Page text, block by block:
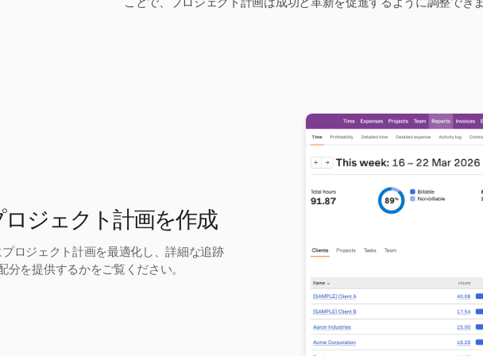
ロジェクト計画を作成
ロジェクト計画を最適化し、詳細な追跡
分を提供するかをご覧ください。